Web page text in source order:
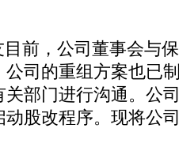
，公司董事会与保
司的重组方案也已
部门进行沟通。公
股改程序。现将公